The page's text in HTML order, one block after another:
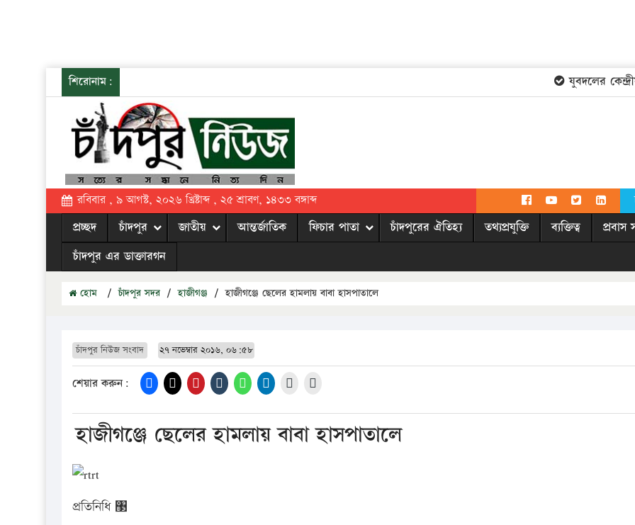
শিরোনাম: যুবদলের কেন্দ্রীয়
রবিবার , ৯ আগস্ট, ২০২৬ খ্রিষ্টাব্দ , ২৫ শ্রাবণ, ১৪৩৩ বঙ্গাব্দ
প্রচ্ছদ চাঁদপুর জাতীয় আন্তর্জাতিক ফিচার পাতা চাঁদপুরের ঐতিহ্য তথ্যপ্রযুক্তি ব্যক্তিত্ব প্রবাস
চাঁদপুর এর ডাক্তারগন
হোম / চাঁদপুর সদর / হাজীগঞ্জ / হাজীগঞ্জে ছেলের হামলায় বাবা হাসপাতালে
চাঁদপুর নিউজ সংবাদ ২৭ নভেম্বার ২০১৬, ০৬:৫৮
শেয়ার করুন:
হাজীগঞ্জে ছেলের হামলায় বাবা হাসপাতালে
প্রতিনিধি ঳